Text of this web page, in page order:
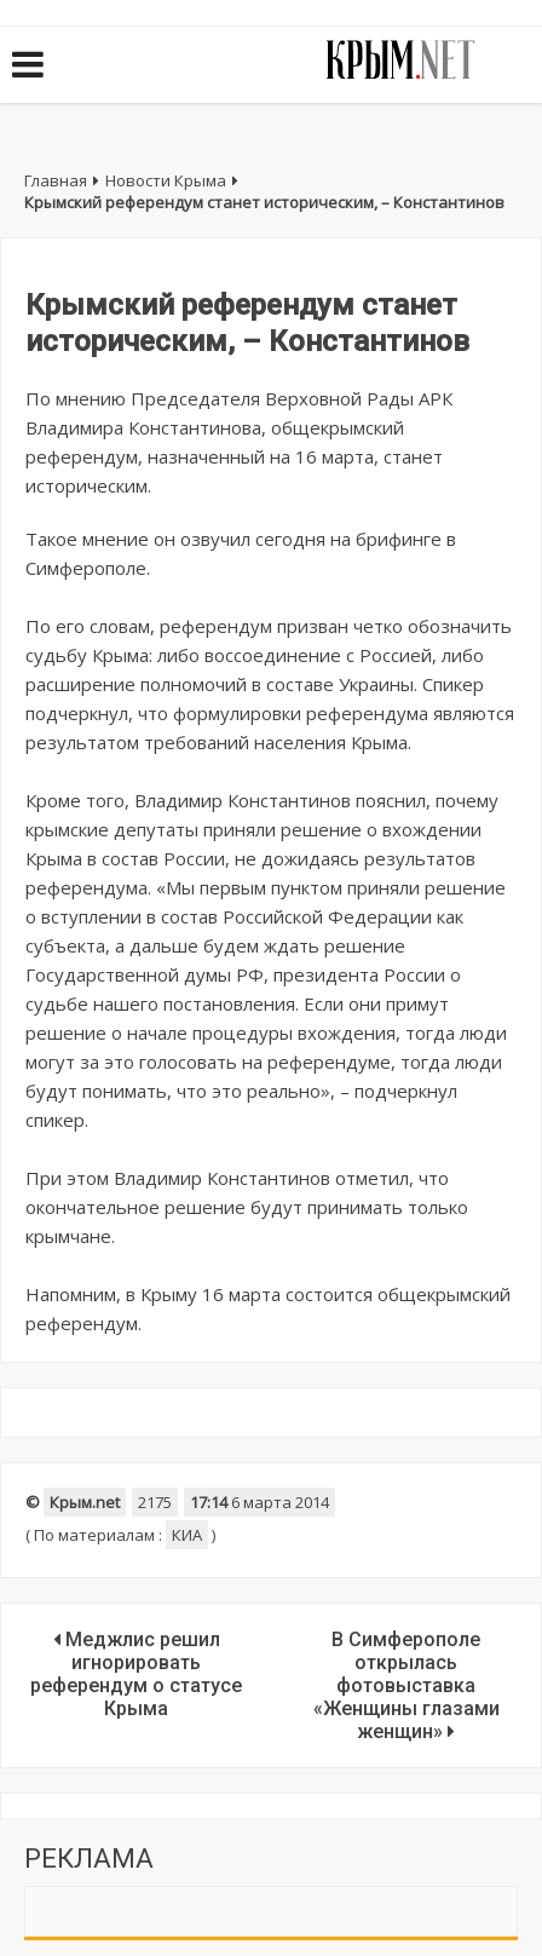
Главная
Новости Крыма
Крымский референдум станет историческим, – Константинов
Крымский референдум станет
историческим, – Константинов
По мнению Председателя Верховной Рады АРК
Владимира Константинова, общекрымский
референдум, назначенный на 16 марта, станет
историческим.
Такое мнение он озвучил сегодня на брифинге в
Симферополе.
По его словам, референдум призван четко обозначить
судьбу Крыма: либо воссоединение с Россией, либо
расширение полномочий в составе Украины. Спикер
подчеркнул, что формулировки референдума являются
результатом требований населения Крыма.
Кроме того, Владимир Константинов пояснил, почему
крымские депутаты приняли решение о вхождении
Крыма в состав России, не дожидаясь результатов
референдума. «Мы первым пунктом приняли решение
о вступлении в состав Российской Федерации как
субъекта, а дальше будем ждать решение
Государственной думы РФ, президента России о
судьбе нашего постановления. Если они примут
решение о начале процедуры вхождения, тогда люди
могут за это голосовать на референдуме, тогда люди
будут понимать, что это реально», – подчеркнул
спикер.
При этом Владимир Константинов отметил, что
окончательное решение будут принимать только
крымчане.
Напомним, в Крыму 16 марта состоится общекрымский
референдум.
© Крым.net 2175 17:146 марта 2014
(По материалам : КИА )
Меджлис решил
игнорировать
референдум о статусе
Крыма
В Симферополе
открылась
фотовыставка
«Женщины глазами
женщин»
РЕКЛАМА